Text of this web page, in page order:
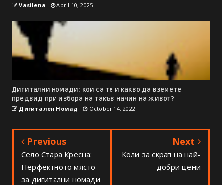
Vasilena April 10, 2025
Дигитални номади: кои са те и какво да вземете
предвид при избора на такъв начин на живот?
Дигитален Номад October 14, 2022
Previous
Село Стара Кресна:
Перфектното място
за дигитални номади
Next
Коли за скрап на най-
добри цени